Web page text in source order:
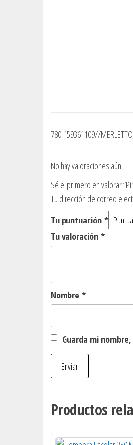
780-159361109//
No hay valoraciones aún.
Sé el primero en valorar
Tu dirección de correo
Tu puntuación *
Tu valoración *
Nombre *
Guarda mi
Productos